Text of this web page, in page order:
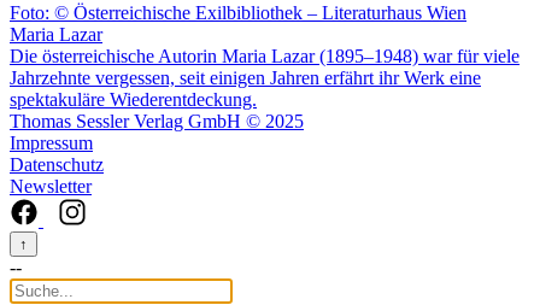
Foto: © Österreichische Exilbibliothek – Literaturhaus Wien
Maria Lazar
Die österreichische Autorin Maria Lazar (1895–1948) war für viele
Jahrzehnte vergessen, seit einigen Jahren erfährt ihr Werk eine
spektakuläre Wiederentdeckung.
Thomas Sessler Verlag GmbH © 2025
Impressum
Datenschutz
Newsletter
↑
--